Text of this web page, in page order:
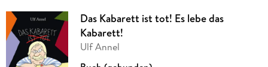
Das Kabarett ist tot! Es lebe das
Kabarett!
Ulf Annel